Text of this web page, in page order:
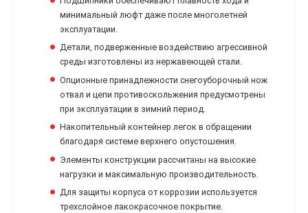
минимальный люфт даже после многолетней
эксплуатации.
Детали, подверженные воздействию агрессивной
среды изготовлены из нержавеющей стали.
Опционные принадлежности снегоуборочный нож
отвал и цепи противоскольжения предусмотрены
при эксплуатации в зимний период.
Накопительный контейнер легок в обращении
благодаря системе верхнего опустошения.
Элементы конструкции рассчитаны на высокие
нагрузки и максимальную производительность.
Для защиты корпуса от коррозии используется
трехслойное лакокрасочное покрытие.